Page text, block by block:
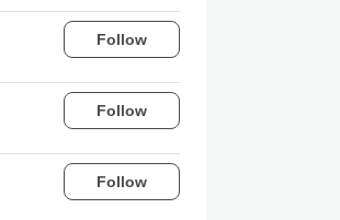
Follow
Follow
Follow